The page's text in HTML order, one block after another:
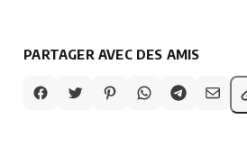
PARTAGER AVEC DES AMIS